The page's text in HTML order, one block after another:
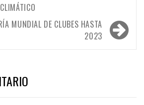
MUNDIAL DE CLUBES HASTA
2023